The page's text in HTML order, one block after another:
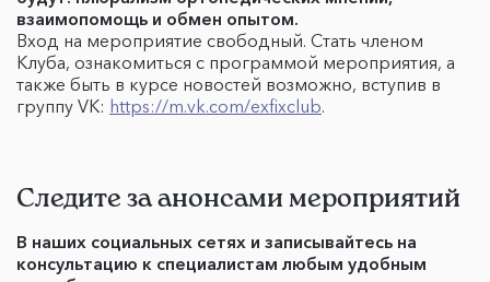
взаимопомощь и обмен опытом.
Вход на мероприятие свободный. Стать членом
Клуба, ознакомиться с программой мероприятия, а
также быть в курсе новостей возможно, вступив в
группу VK: https://m.vk.com/exfixclub.
Следите за анонсами мероприятий
В наших социальных сетях и записывайтесь на
консультацию к специалистам любым удобным